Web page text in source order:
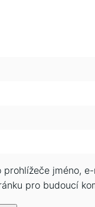
prohlížeče jméno,
pro budoucí